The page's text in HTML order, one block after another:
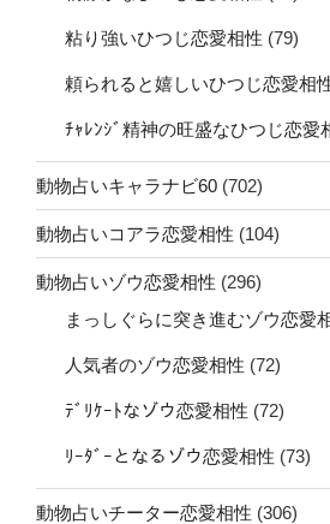
粘り強いひつじ恋愛相性 (79)
頼られると嬉しいひつじ恋愛相
ﾁｬﾚﾝｼﾞ精神の旺盛なひつじ恋愛
動物占いキャラナビ60 (702)
動物占いコアラ恋愛相性 (104)
動物占いゾウ恋愛相性 (296)
まっしぐらに突き進むゾウ恋愛
人気者のゾウ恋愛相性 (72)
ﾃﾞﾘｹｰﾄなゾウ恋愛相性 (72)
ﾘｰﾀﾞｰとなるゾウ恋愛相性 (73)
動物占いチーター恋愛相性 (306)